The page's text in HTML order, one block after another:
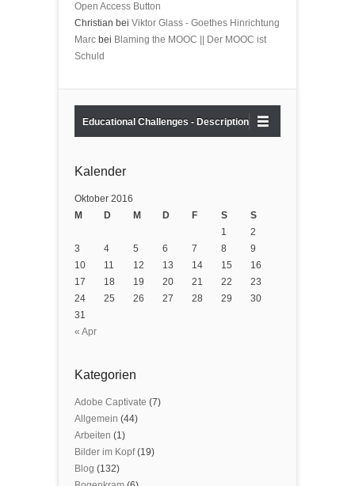
Open Access Button
Christian bei Viktor Glass - Goethes Hinrichtung
Marc bei Blaming the MOOC || Der MOOC ist
Schuld
Educational Challenges - Description
Kalender
Oktober 2016
M
D M D F S S
« Apr
1
2
3
4 5 6 7 8
9
10
11 12 13 14 15
16
17
18 19 20 21 22
23
24
25 26 27 28 29
30
31
Kategorien
Adobe Captivate (7)
Allgemein (44)
Arbeiten (1)
Bilder im Kopf(19)
Blog (132)